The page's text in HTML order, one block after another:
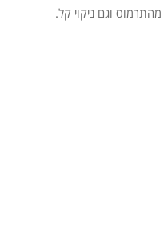
מהתרמוס וגם ניקוי קל.